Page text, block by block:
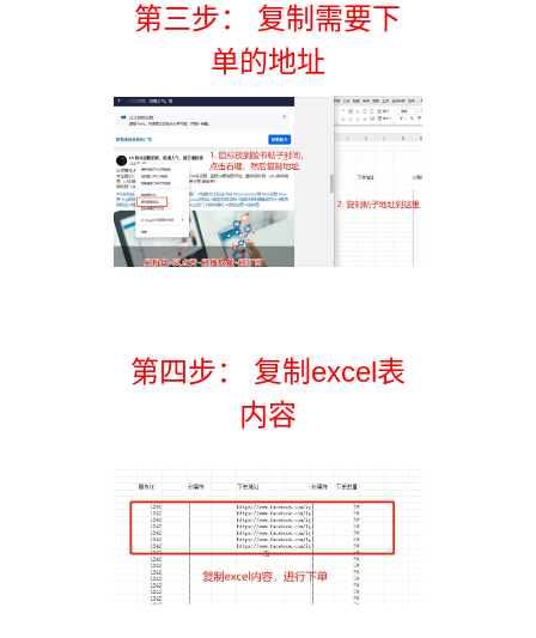
第三步： 复制需要下
单的地址
第四步： 复制excel表
内容